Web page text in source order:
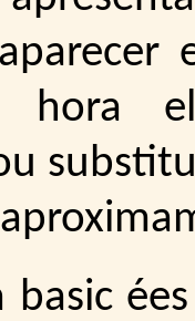
hora
basic